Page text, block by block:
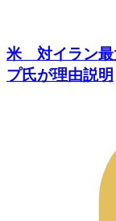
米 対イラン最
プ氏が理由説明